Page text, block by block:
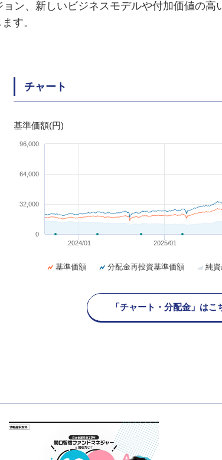
ン、新しいビジネスモデルや付加価値の高
す。
チャート
基準価額(円)
2024/01 2025/01
0
32,000
64,000
96,000
基準価額 分配金再投資基準価額 純
「チャート・分配金」はこ